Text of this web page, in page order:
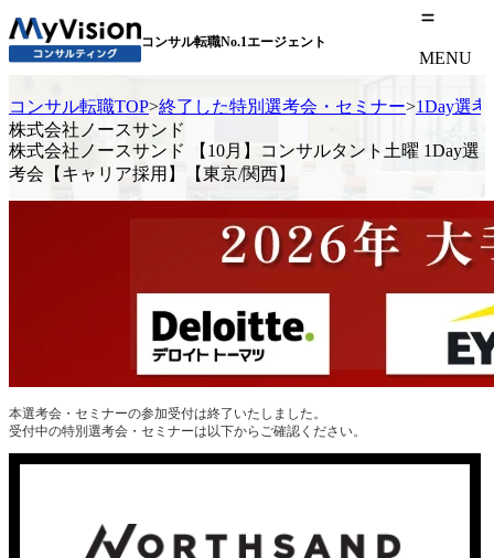
コンサル転職No.1エージェント
MENU
コンサル転職TOP>終了した特別選考会・セミナー>1Day選考
株式会社ノースサンド
株式会社ノースサンド 【10月】コンサルタント土曜 1Day選
考会【キャリア採用】【東京/関西】
本選考会・セミナーの参加受付は終了いたしました。
受付中の特別選考会・セミナーは以下からご確認ください。